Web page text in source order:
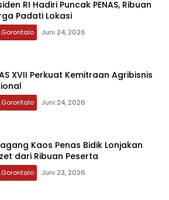
RI Hadiri Puncak PENAS, Ribuan
Padati Lokasi
Juni 24, 2026
XVII Perkuat Kemitraan Agribisnis
Juni 24, 2026
Kaos Penas Bidik Lonjakan
dari Ribuan Peserta
Juni 23, 2026